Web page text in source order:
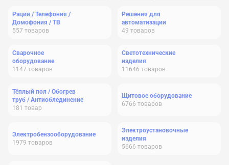
Рации / Телефония /
Домофония / ТВ
557 товаров
Решения для
автоматизации
49 товаров
Сварочное
оборудование
1147 товаров
Светотехнические
изделия
11646 товаров
Тёплый пол / Обогрев
труб / Антиоблединение
181 товар
Щитовое оборудование
6766 товаров
Электробензооборудование
1979 товаров
Электроустановочные
изделия
5666 товаров